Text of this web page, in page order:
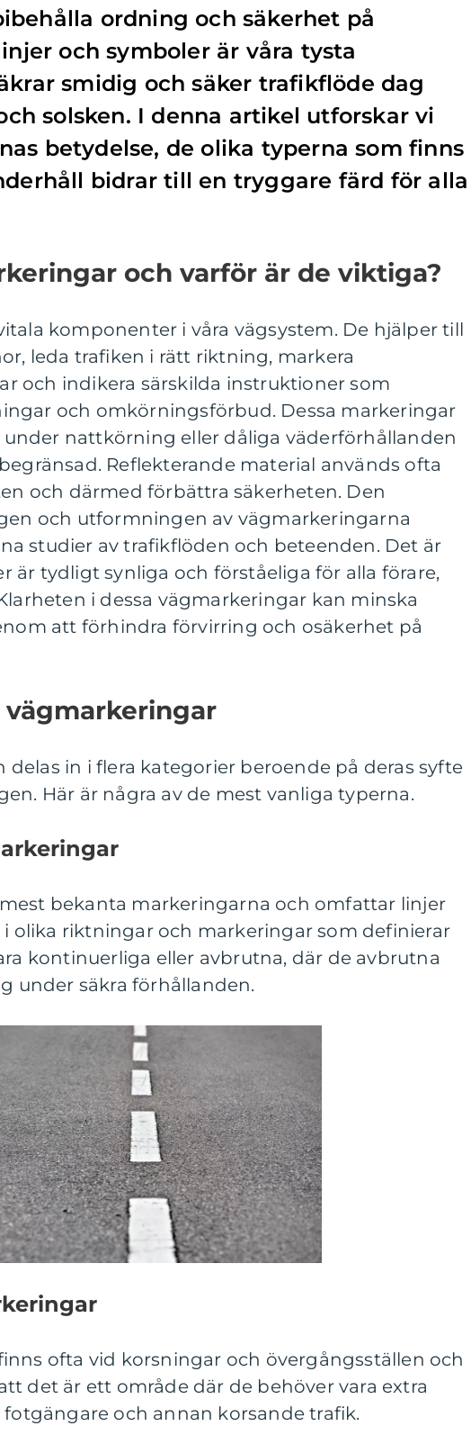
ordning och säkerhet på
och symboler är våra tysta
smidig och säker trafikflöde dag
solsken. I denna artikel utforskar vi
betydelse, de olika typerna som finns
bidrar till en tryggare färd för alla
och varför är de viktiga?
komponenter i våra vägsystem. De hjälper till
leda trafiken i rätt riktning, markera
och indikera särskilda instruktioner som
och omkörningsförbud. Dessa markeringar
under nattkörning eller dåliga väderförhållanden
Reflekterande material används ofta
och därmed förbättra säkerheten. Den
och utformningen av vägmarkeringarna
studier av trafikflöden och beteenden. Det är
är tydligt synliga och förståeliga för alla förare,
i dessa vägmarkeringar kan minska
att förhindra förvirring och osäkerhet på
delas in i flera kategorier beroende på deras syfte
Här är några av de mest vanliga typerna.
mest bekanta markeringarna och omfattar linjer
i olika riktningar och markeringar som definierar
kontinuerliga eller avbrutna, där de avbrutna
under säkra förhållanden.
ofta vid korsningar och övergångsställen och
det är ett område där de behöver vara extra
och annan korsande trafik.